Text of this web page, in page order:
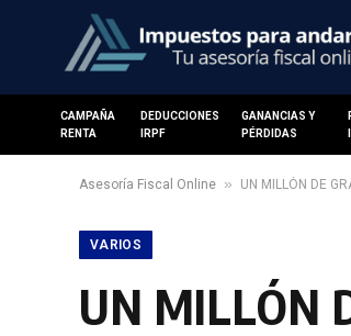
CAMPAÑA
RENTA
DEDUCCIONES
IRPF
GANANCIAS Y
PÉRDIDAS
Asesoría Fiscal Online » UN MILLÓN DE
VARIOS
UN MILLÓN